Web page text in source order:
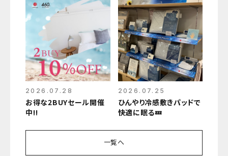
2026.07.28
お得な2BUYセール開催
中‼️
2026.07.25
ひんやり冷感敷きパッドで
快適に眠る💤
一覧へ